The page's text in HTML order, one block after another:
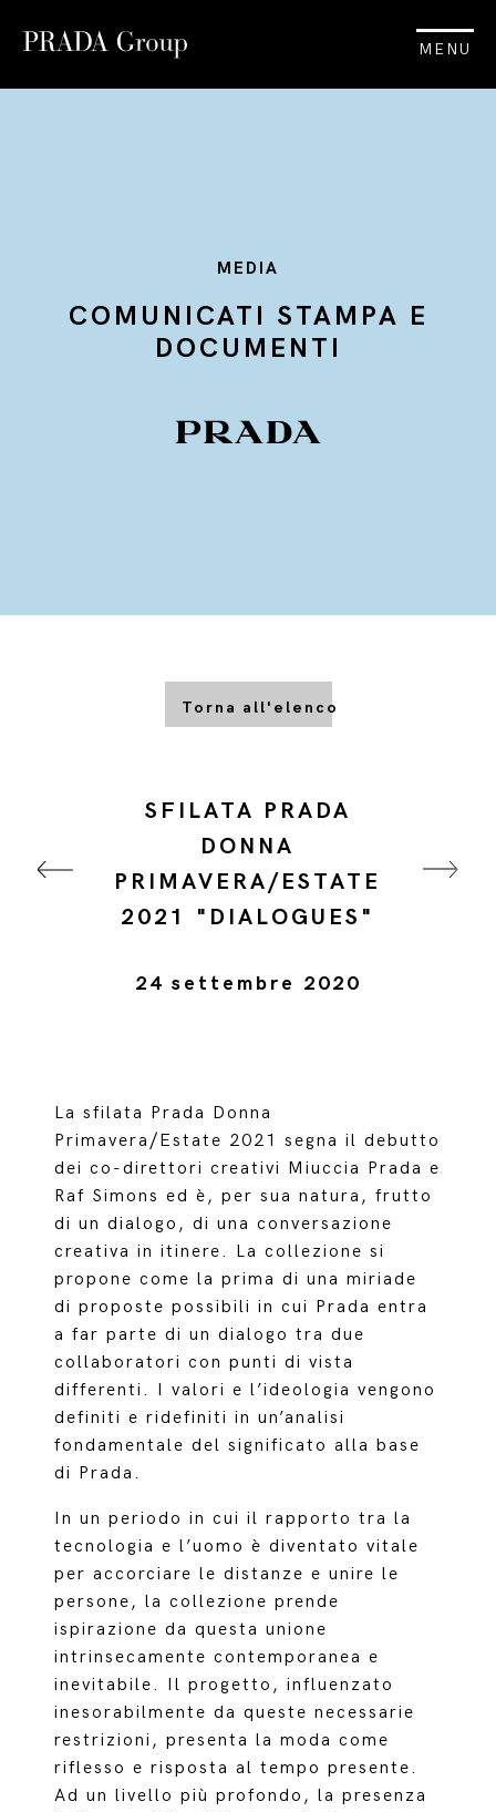
MENU
MEDIA
COMUNICATI STAMPA E
DOCUMENTI
Torna all'elenco
SFILATA PRADA
DONNA
PRIMAVERA/ESTATE
2021 "DIALOGUES"
24 settembre 2020
La sfilata Prada Donna
Primavera/Estate 2021 segna il debutto
dei co-direttori creativi Miuccia Prada e
Raf Simons ed è, per sua natura, frutto
di un dialogo, di una conversazione
creativa in itinere. La collezione si
propone come la prima di una miriade
di proposte possibili in cui Prada entra
a far parte di un dialogo tra due
collaboratori con punti di vista
differenti. I valori e l’ideologia vengono
definiti e ridefiniti in un’analisi
fondamentale del significato alla base
di Prada.
In un periodo in cui il rapporto tra la
tecnologia e l’uomo è diventato vitale
per accorciare le distanze e unire le
persone, la collezione prende
ispirazione da questa unione
intrinsecamente contemporanea e
inevitabile. Il progetto, influenzato
inesorabilmente da queste necessarie
restrizioni, presenta la moda come
riflesso e risposta al tempo presente.
Ad un livello più profondo, la presenza